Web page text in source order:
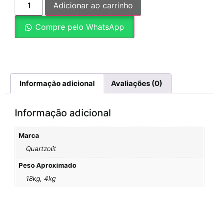
Adicionar ao carrinho
Compre pelo WhatsApp
Informação adicional Avaliações (0)
Informação adicional
Marca
Quartzolit
Peso Aproximado
18kg, 4kg